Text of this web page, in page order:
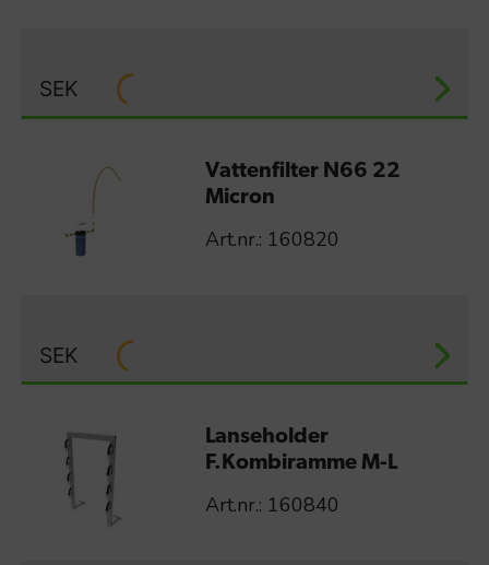
SEK
Vattenfilter N66 22
Micron
Art.nr.: 160820
SEK
Lanseholder
F.Kombiramme M-L
Art.nr.: 160840